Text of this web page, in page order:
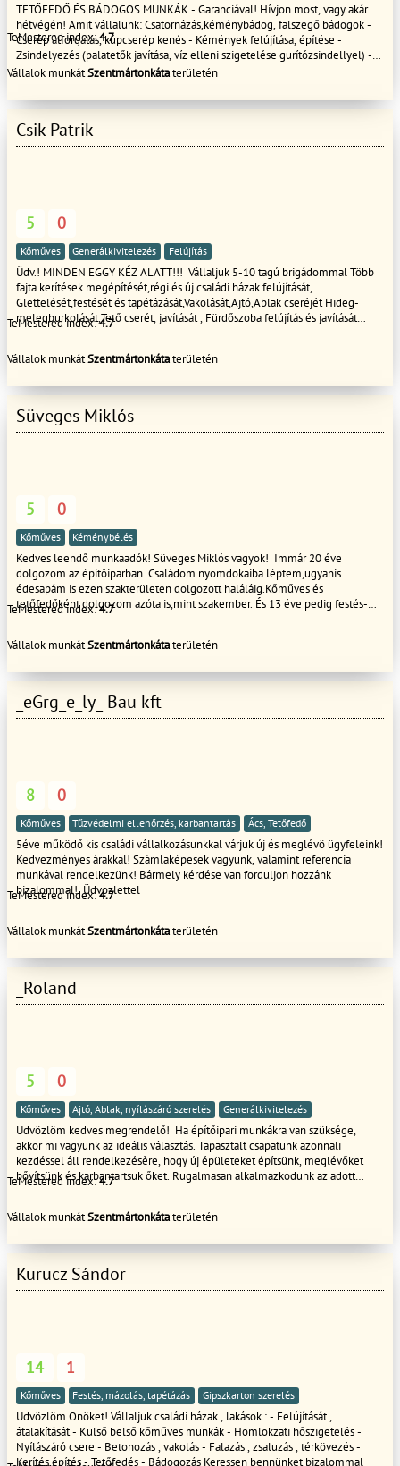
TETŐFEDŐ ÉS BÁDOGOS MUNKÁK - Garanciával! Hívjon most, vagy akár
hétvégén! Amit vállalunk: Csatornázás,kéménybádog, falszegő bádogok -
Cserép átforgatás, kúpcserép kenés - Kémények felújítása, építése -
Zsindelyezés (palatetők javítása, víz elleni szigetelése gurítózsindellyel) -
Lapostető szigetelése - Hőszigetelés - Kőműves munkák - Betonozás,
TeMestered index:4.7
Vállalok munkátSzentmártonkátaterületén
Csik Patrik
5 0
Kőműves Generálkivitelezés Felújítás
Üdv.! MINDEN EGGY KÉZ ALATT!!! Vállaljuk 5-10 tagú brigádommal Több
fajta kerítések megépítését,régi és új családi házak felújítását,
Glettelését,festését és tapétázását,Vakolását,Ajtó,Ablak cseréjét Hideg-
melegburkolását,Tető cserét, javítását , Fürdőszoba felújítás és javítását
dolgozunk GARANCIÁVAL!! Kérem tekintse meg referencia képeinket és ha
TeMestered index:4.7
Vállalok munkátSzentmártonkátaterületén
Süveges Miklós
5 0
Kőműves Kéménybélés
Kedves leendő munkaadók! Süveges Miklós vagyok! Immár 20 éve
dolgozom az építőiparban. Családom nyomdokaiba léptem,ugyanis
édesapám is ezen szakterületen dolgozott haláláig.Kőműves és
tetőfedőként dolgozom azóta is,mint szakember. És 13 éve pedig festés-
szakember(én is) és 1 segédmunkással dolgozom! Precíz és megbízható
hívható vagy,ha nem tudom felvenni kérem próbálja újra,vagy sms-be
várom a telefonszámot nével,és visszahívom! Tisztelettel: Süveges Miklós
TeMestered index:4.7
Vállalok munkátSzentmártonkátaterületén
_eGrg_e_ly_ Bau kft
8 0
Kőműves Tűzvédelmi ellenőrzés, karbantartás Ács, Tetőfedő
5éve működő kis családi vállalkozásunkkal várjuk új és meglévö ügyfeleink!
Kedvezményes árakkal! Számlaképesek vagyunk, valamint referencia
munkával rendelkezünk! Bármely kérdése van forduljon hozzánk
bizalommal! Üdvozlettel
TeMestered index:4.7
Vállalok munkátSzentmártonkátaterületén
_Roland
5 0
Kőműves Ajtó, Ablak, nyílászáró szerelés Generálkivitelezés
Üdvözlöm kedves megrendelő! Ha építőipari munkákra van szüksége,
akkor mi vagyunk az ideális választás. Tapasztalt csapatunk azonnali
kezdéssel áll rendelkezésère, hogy új épületeket építsünk, meglévőket
bővítsünk és karbantartsuk őket. Rugalmasan alkalmazkodunk az adott
szempont. A csapatunk kreatív és problémamegoldó képességgel
igényeinek és elvárásainak. Ha kérdése van, vagy szeretné megrendelni a
szolgáltatásainkat, akkor keressen minket bátran. Mi mindenben a
segítségére leszünk, hogy biztosítsuk, hogy a munkálatokat a lehető
TeMestered index:4.7
Vállalok munkátSzentmártonkátaterületén
Kurucz Sándor
14 1
Kőműves Festés, mázolás, tapétázás Gipszkarton szerelés
Üdvözlöm Önöket! Vállaljuk családi házak , lakások : - Felújítását ,
átalakítását - Külső belső kőműves munkák - Homlokzati hőszigetelés -
Nyílászáró csere - Betonozás , vakolás - Falazás , zsaluzás , térkövezés -
Kerítés építés - Tetőfedés - Bádogozás Keressen bennünket bizalommal